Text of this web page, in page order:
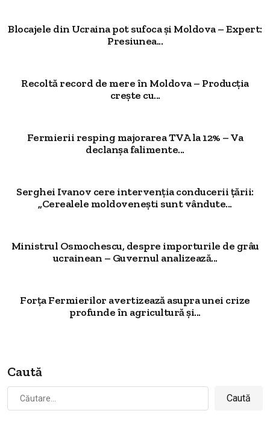
Blocajele din Ucraina pot sufoca și Moldova – Expert:
Presiunea...
Recoltă record de mere în Moldova – Producția
crește cu...
Fermierii resping majorarea TVA la 12% – Va
declanșa falimente...
Serghei Ivanov cere intervenția conducerii țării:
„Cerealele moldovenești sunt vândute...
Ministrul Osmochescu, despre importurile de grâu
ucrainean – Guvernul analizează...
Forța Fermierilor avertizează asupra unei crize
profunde în agricultură și...
Caută
Caută
după: